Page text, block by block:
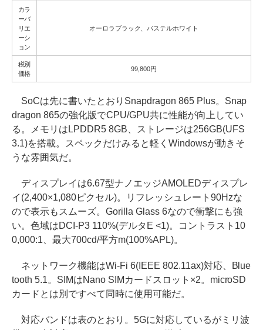
カラ
ーバ
リエ
ーシ
ョン
オーロラブラック、パステルホワイト
税別
価格
99,800円
SoCは先に書いたとおりSnapdragon 865 Plus。Snap
dragon 865の強化版でCPU/GPU共に性能が向上してい
る。メモリはLPDDR5 8GB、ストレージは256GB(UFS
3.1)を搭載。スペックだけみると軽くWindowsが動きそ
うな雰囲気だ。
ディスプレイは6.67型ナノエッジAMOLEDディスプレ
イ(2,400×1,080ピクセル)。リフレッシュレート90Hzな
ので表示もスムーズ。Gorilla Glass 6なので衝撃にも強
い。色域はDCI-P3 110%(デルタE <1)。コントラスト10
0,000:1、最大700cd/平方m(100%APL)。
ネットワーク機能はWi-Fi 6(IEEE 802.11ax)対応、Blue
tooth 5.1。SIMはNano SIMカードスロット×2。microSD
カードとは別ですべて同時に使用可能だ。
対応バンドは表のとおり。5Gに対応しているがミリ波